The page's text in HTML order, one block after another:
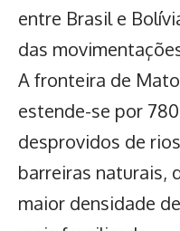
entre Brasil e
das
A fronteira de
estende-se por
desprovidos de
barreiras naturais,
maior densidade